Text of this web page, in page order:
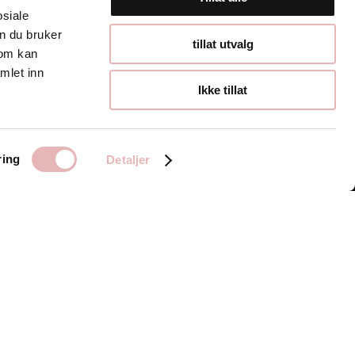
du bruker
kan
inn
Detaljer
tillat utvalg
Ikke tillat
Åpningstider
Hverdager 10:00-
Lørdager 10:00-16:00